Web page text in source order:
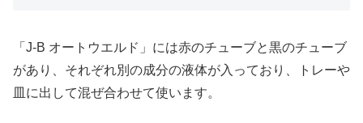
「J-B オートウエルド」には赤のチューブと黒のチューブ
があり、それぞれ別の成分の液体が入っており、トレーや
皿に出して混ぜ合わせて使います。